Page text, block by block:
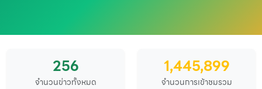
256
จำนวนข่าวทั้งหมด
1,445,899
จำนวนการเข้าชมรวม